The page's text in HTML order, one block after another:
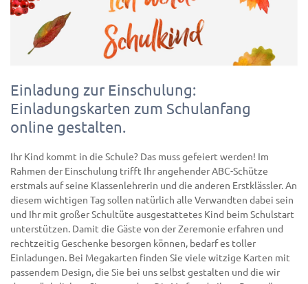
Einladung zur Einschulung:
Einladungskarten zum Schulanfang
online gestalten.
Ihr Kind kommt in die Schule? Das muss gefeiert werden! Im
Rahmen der Einschulung trifft Ihr angehender ABC-Schütze
erstmals auf seine Klassenlehrerin und die anderen Erstklässler. An
diesem wichtigen Tag sollen natürlich alle Verwandten dabei sein
und Ihr mit großer Schultüte ausgestattetes Kind beim Schulstart
unterstützen. Damit die Gäste von der Zeremonie erfahren und
rechtzeitig Geschenke besorgen können, bedarf es toller
Einladungen. Bei Megakarten finden Sie viele witzige Karten mit
passendem Design, die Sie bei uns selbst gestalten und die wir